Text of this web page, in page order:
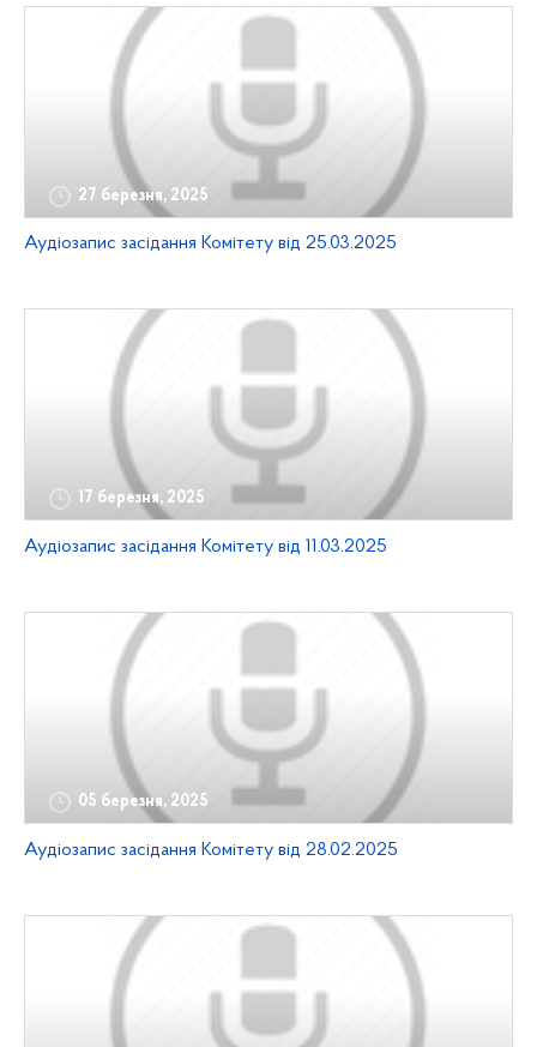
27 березня, 2025
Аудіозапис засідання Комітету від 25.03.2025
17 березня, 2025
Аудіозапис засідання Комітету від 11.03.2025
05 березня, 2025
Аудіозапис засідання Комітету від 28.02.2025